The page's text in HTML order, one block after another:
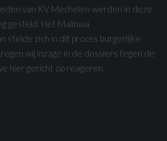
van KV Mechelen werden in deze
gesteld. Het Malinwa
stelde zich in dit proces burgerlijke
wij inzage in de dossiers tegen de
hier gericht op reageren.